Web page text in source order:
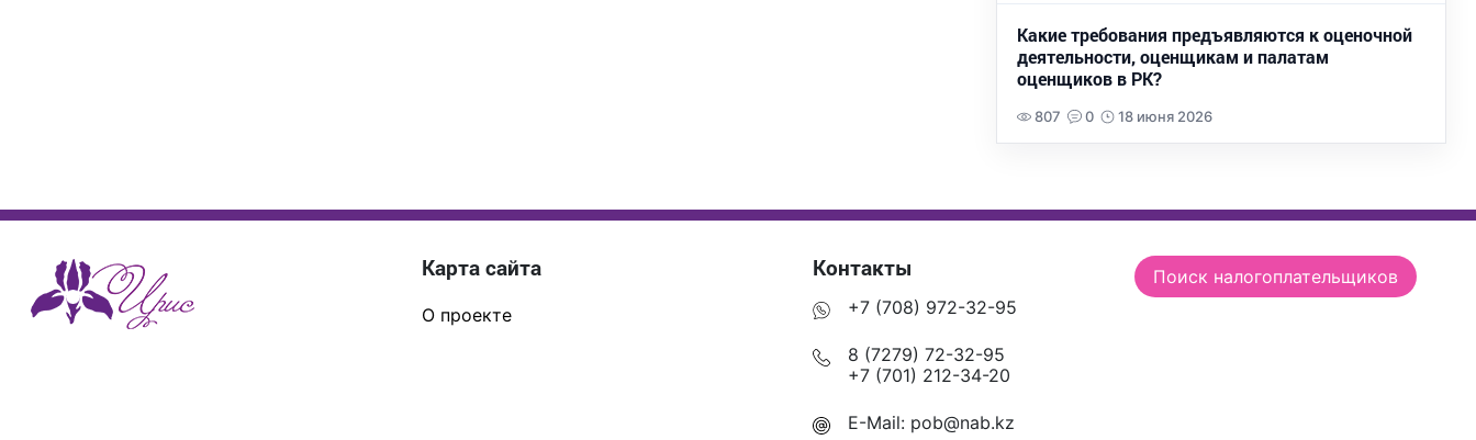
Какие требования предъявляются к оценочной
деятельности, оценщикам и палатам
оценщиков в РК?
807 0 18 июня 2026
Карта сайта
О проекте
Контакты
+7 (708) 972-32-95
8 (7279) 72-32-95
+7 (701) 212-34-20
E-Mail: pob@nab.kz
Поиск налогоплательщиков